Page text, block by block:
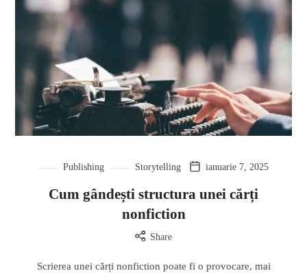
Publishing Storytelling ianuarie 7, 2025
Cum gândești structura unei cărți
nonfiction
Share
Scrierea unei cărți nonfiction poate fi o provocare, mai